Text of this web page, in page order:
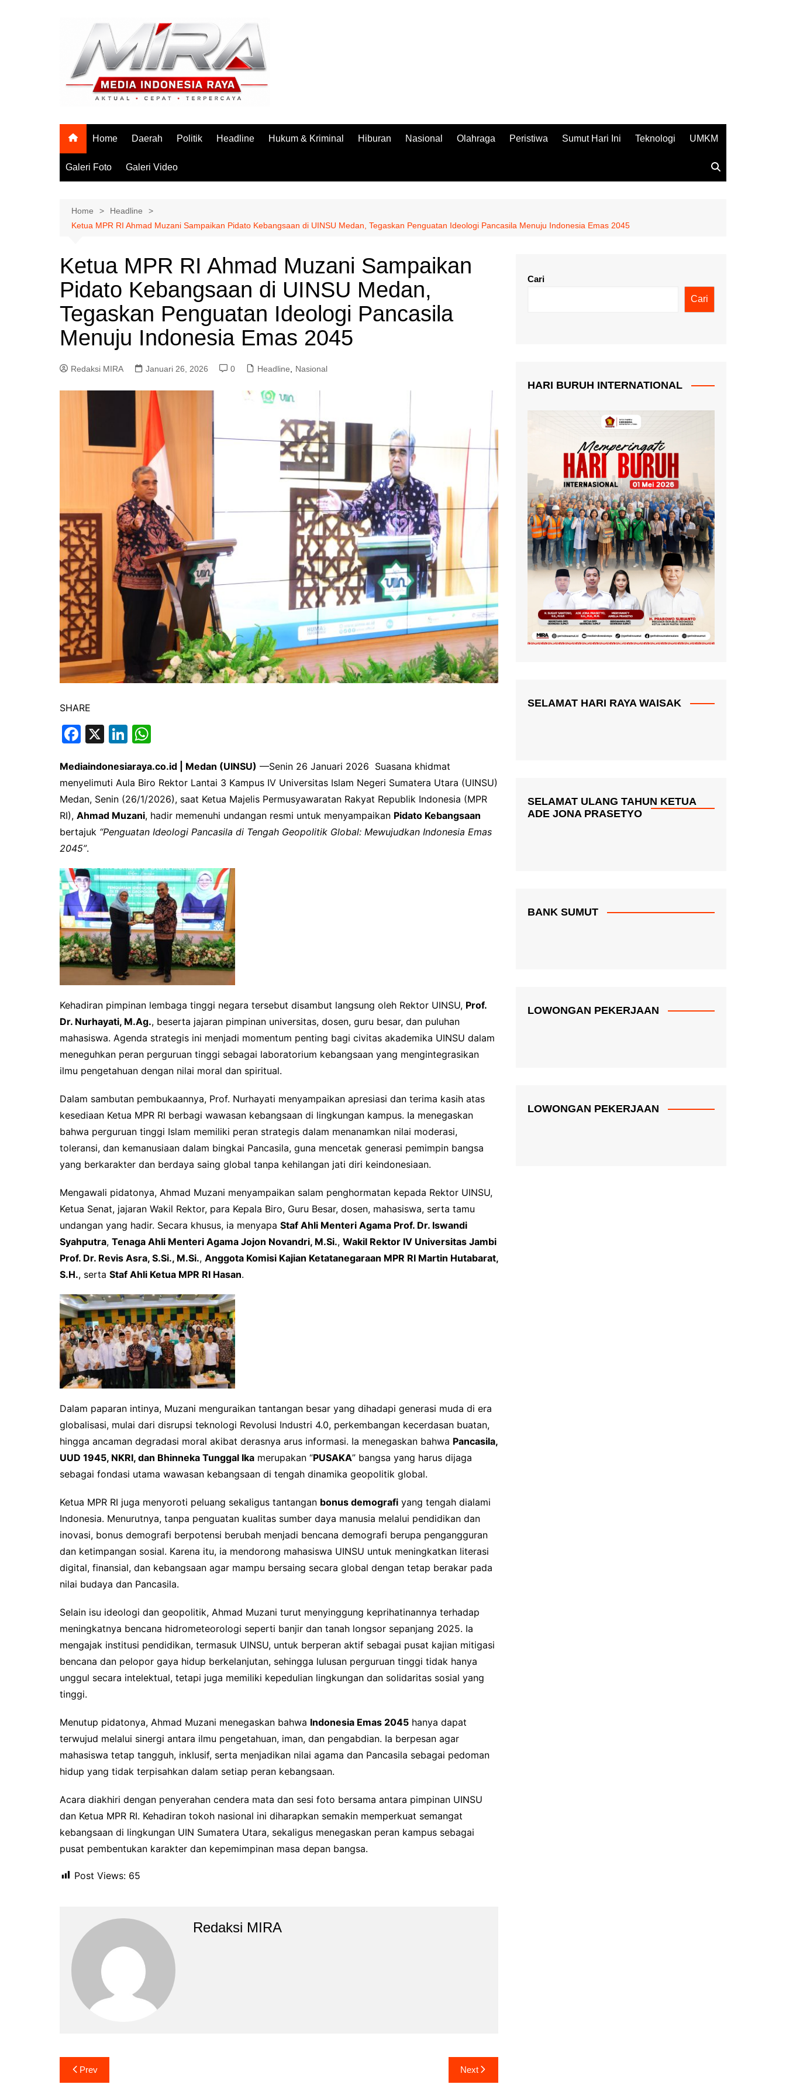
Home Daerah Politik Headline Hukum & Kriminal Hiburan Nasional Olahraga Peristiwa Sumut Hari Ini Teknologi UMKM
Galeri Foto Galeri Video
Home
Headline
Ketua MPR RI Ahmad Muzani Sampaikan Pidato Kebangsaan di UINSU Medan, Tegaskan Penguatan Ideologi Pancasila Menuju Indonesia Emas 2045
Ketua MPR RI Ahmad Muzani Sampaikan
Pidato Kebangsaan di UINSU Medan,
Tegaskan Penguatan Ideologi Pancasila
Menuju Indonesia Emas 2045
Redaksi MIRA Januari 26, 2026 0 Headline Nasional
SHARE
F
c
e
b
o
o
k
X
Li
k
e
dI
n
at
s
A
p
Mediaindonesiaraya.co.id | Medan (UINSU) —Senin 26 Januari 2026 Suasana khidmat
menyelimuti Aula Biro Rektor Lantai 3 Kampus IV Universitas Islam Negeri Sumatera Utara (UINSU)
Medan, Senin (26/1/2026), saat Ketua Majelis Permusyawaratan Rakyat Republik Indonesia (MPR
RI), Ahmad Muzani, hadir memenuhi undangan resmi untuk menyampaikan Pidato Kebangsaan
bertajuk “Penguatan Ideologi Pancasila di Tengah Geopolitik Global: Mewujudkan Indonesia Emas
2045”.
Kehadiran pimpinan lembaga tinggi negara tersebut disambut langsung oleh Rektor UINSU, Prof.
Dr. Nurhayati, M.Ag., beserta jajaran pimpinan universitas, dosen, guru besar, dan puluhan
mahasiswa. Agenda strategis ini menjadi momentum penting bagi civitas akademika UINSU dalam
meneguhkan peran perguruan tinggi sebagai laboratorium kebangsaan yang mengintegrasikan
ilmu pengetahuan dengan nilai moral dan spiritual.
Dalam sambutan pembukaannya, Prof. Nurhayati menyampaikan apresiasi dan terima kasih atas
kesediaan Ketua MPR RI berbagi wawasan kebangsaan di lingkungan kampus. Ia menegaskan
bahwa perguruan tinggi Islam memiliki peran strategis dalam menanamkan nilai moderasi,
toleransi, dan kemanusiaan dalam bingkai Pancasila, guna mencetak generasi pemimpin bangsa
yang berkarakter dan berdaya saing global tanpa kehilangan jati diri keindonesiaan.
Mengawali pidatonya, Ahmad Muzani menyampaikan salam penghormatan kepada Rektor UINSU,
Ketua Senat, jajaran Wakil Rektor, para Kepala Biro, Guru Besar, dosen, mahasiswa, serta tamu
undangan yang hadir. Secara khusus, ia menyapa Staf Ahli Menteri Agama Prof. Dr. Iswandi
Syahputra, Tenaga Ahli Menteri Agama Jojon Novandri, M.Si., Wakil Rektor IV Universitas Jambi
Prof. Dr. Revis Asra, S.Si., M.Si., Anggota Komisi Kajian Ketatanegaraan MPR RI Martin Hutabarat,
S.H., serta Staf Ahli Ketua MPR RI Hasan.
Dalam paparan intinya, Muzani menguraikan tantangan besar yang dihadapi generasi muda di era
globalisasi, mulai dari disrupsi teknologi Revolusi Industri 4.0, perkembangan kecerdasan buatan,
hingga ancaman degradasi moral akibat derasnya arus informasi. Ia menegaskan bahwa Pancasila,
UUD 1945, NKRI, dan Bhinneka Tunggal Ika merupakan “PUSAKA” bangsa yang harus dijaga
sebagai fondasi utama wawasan kebangsaan di tengah dinamika geopolitik global.
Ketua MPR RI juga menyoroti peluang sekaligus tantangan bonus demografi yang tengah dialami
Indonesia. Menurutnya, tanpa penguatan kualitas sumber daya manusia melalui pendidikan dan
inovasi, bonus demografi berpotensi berubah menjadi bencana demografi berupa pengangguran
dan ketimpangan sosial. Karena itu, ia mendorong mahasiswa UINSU untuk meningkatkan literasi
digital, finansial, dan kebangsaan agar mampu bersaing secara global dengan tetap berakar pada
nilai budaya dan Pancasila.
Selain isu ideologi dan geopolitik, Ahmad Muzani turut menyinggung keprihatinannya terhadap
meningkatnya bencana hidrometeorologi seperti banjir dan tanah longsor sepanjang 2025. Ia
mengajak institusi pendidikan, termasuk UINSU, untuk berperan aktif sebagai pusat kajian mitigasi
bencana dan pelopor gaya hidup berkelanjutan, sehingga lulusan perguruan tinggi tidak hanya
unggul secara intelektual, tetapi juga memiliki kepedulian lingkungan dan solidaritas sosial yang
tinggi.
Menutup pidatonya, Ahmad Muzani menegaskan bahwa Indonesia Emas 2045 hanya dapat
terwujud melalui sinergi antara ilmu pengetahuan, iman, dan pengabdian. Ia berpesan agar
mahasiswa tetap tangguh, inklusif, serta menjadikan nilai agama dan Pancasila sebagai pedoman
hidup yang tidak terpisahkan dalam setiap peran kebangsaan.
Acara diakhiri dengan penyerahan cendera mata dan sesi foto bersama antara pimpinan UINSU
dan Ketua MPR RI. Kehadiran tokoh nasional ini diharapkan semakin memperkuat semangat
kebangsaan di lingkungan UIN Sumatera Utara, sekaligus menegaskan peran kampus sebagai
pusat pembentukan karakter dan kepemimpinan masa depan bangsa.
Post Views: 65
Redaksi MIRA
Navigasi
pos
Prev Next
Cari
Cari
HARI BURUH INTERNATIONAL
SELAMAT HARI RAYA WAISAK
SELAMAT ULANG TAHUN KETUA
ADE JONA PRASETYO
BANK SUMUT
LOWONGAN PEKERJAAN
LOWONGAN PEKERJAAN